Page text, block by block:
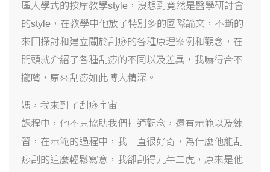
區大學式的按摩教學style ，沒想到竟然是醫學研討會
的style ，在教學中他放了特別多的國際論文，不斷的
來回探討和建立關於刮痧的各種原理案例和觀念，在
開頭就介紹了各種刮痧的不同以及差異，我嚇得合不
攏嘴，原來刮痧如此博大精深。
媽，我來到了刮痧宇宙
課程中，他不只協助我們打通觀念，還有示範以及練
習，在示範的過程中，我一直很好奇，為什麼他能刮
痧刮的這麼輕鬆寫意，我卻刮得九牛二虎，原來是他